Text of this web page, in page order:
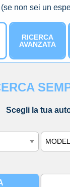
(se non sei un
RICERCA
AVANZATA
Scegli la tua
Modello